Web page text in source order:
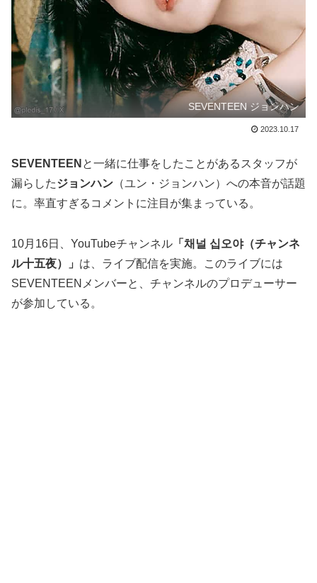
SEVENTEEN ジョンハン
2023.10.17
SEVENTEEN と一緒に仕事をしたことがあるスタッフが
漏らしたジョンハン （ユン・ジョンハン）への本音が話題
に。率直すぎるコメントに注目が集まっている。
10月16日、YouTubeチャンネル 「채널 십오야（チャンネ
ル十五夜）」 は、ライブ配信を実施。このライブには
SEVENTEENメンバーと、チャンネルのプロデューサー
が参加している。